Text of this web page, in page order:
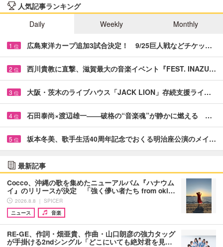
人気記事ランキング
Daily
Weekly Monthly
1 位 広島東洋カープ追加3試合決定！ 9/25巨人戦などチケッ…
2 位 西川貴教に直撃、滋賀最大の音楽イベント『FEST. INAZU…
3 位 大阪・茨木のライブハウス「JACK LION」存続支援ライ…
4 位 石田泰尚×渡辺雄一――破格の“音楽魂”が静かに燃える …
5 位 坂本冬美、歌手生活40周年記念でおくる明治座公演のメイ…
最新記事
Cocco、沖縄の歌を集めたニューアルバム『ハナウム
イ』のリリースが決定 「強く儚い者たち from oki…
2026.8.8 ｜ SPICER
ニュース
音楽
RE-GE、作詞・畑亜貴、作曲・山口朗彦の強力タッグ
が手掛ける2ndシングル「どこにいても絶対君を見…